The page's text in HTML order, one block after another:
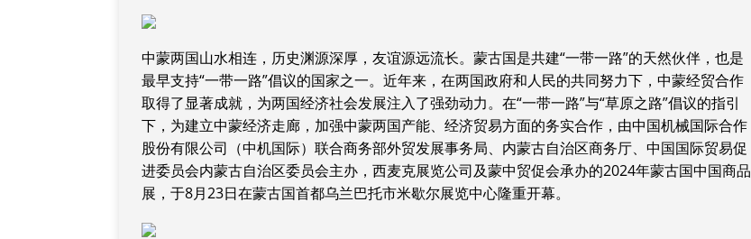
中蒙两国山水相连，历史渊源深厚，友谊源远流长。蒙古国是共建“一带一路”的天然伙伴，也是
最早支持“一带一路”倡议的国家之一。近年来，在两国政府和人民的共同努力下，中蒙经贸合作
取得了显著成就，为两国经济社会发展注入了强劲动力。在“一带一路”与“草原之路”倡议的指引
下，为建立中蒙经济走廊，加强中蒙两国产能、经济贸易方面的务实合作，由中国机械国际合作
股份有限公司（中机国际）联合商务部外贸发展事务局、内蒙古自治区商务厅、中国国际贸易促
进委员会内蒙古自治区委员会主办，西麦克展览公司及蒙中贸促会承办的2024年蒙古国中国商品
展，于8月23日在蒙古国首都乌兰巴托市米歇尔展览中心隆重开幕。